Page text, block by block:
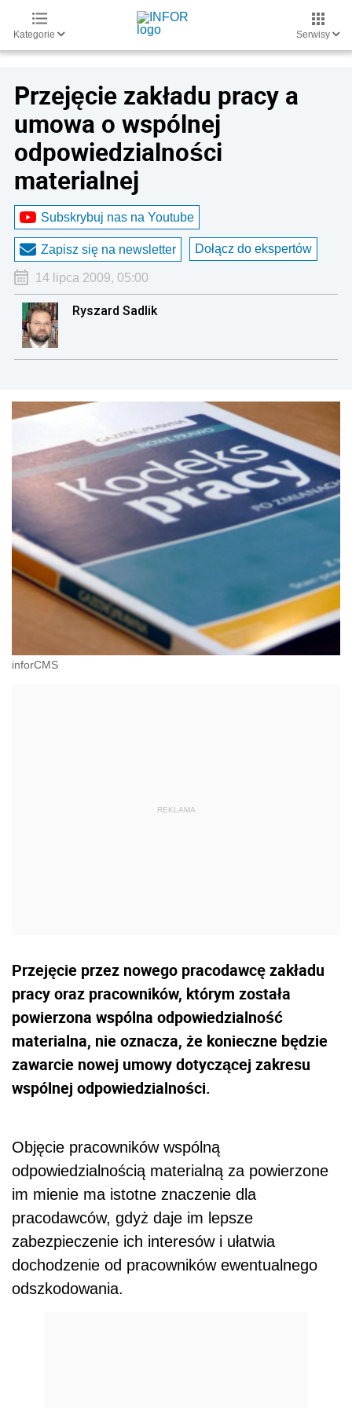
Kategorie Serwisy
Przejęcie zakładu pracy a
umowa o wspólnej
odpowiedzialności
materialnej
Subskrybuj nas na Youtube
Zapisz się na newsletter Dołącz do ekspertów
14 lipca 2009, 05:00
Ryszard Sadlik
inforCMS
Przejęcie przez nowego pracodawcę zakładu
pracy oraz pracowników, którym została
powierzona wspólna odpowiedzialność
materialna, nie oznacza, że konieczne będzie
zawarcie nowej umowy dotyczącej zakresu
wspólnej odpowiedzialności.
Objęcie pracowników wspólną
odpowiedzialnością materialną za powierzone
im mienie ma istotne znaczenie dla
pracodawców, gdyż daje im lepsze
zabezpieczenie ich interesów i ułatwia
dochodzenie od pracowników ewentualnego
odszkodowania.